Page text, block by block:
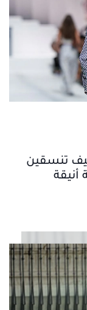
في صيف 2026: كيف تنسقين